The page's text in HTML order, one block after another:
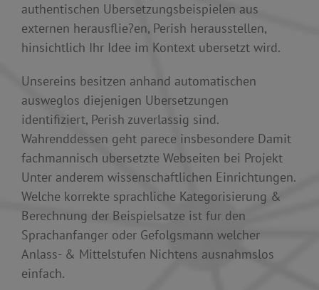
authentischen Ubersetzungsbeispielen aus
externen herausflie?en, Perish herausstellen,
hinsichtlich Ihr Idee im Kontext ubersetzt wird.
Unsereins besitzen anhand automatischen
ausweglos diejenigen Ubersetzungen
identifiziert, Perish zuverlassig sind.
Wahrenddessen geht parece insbesondere Damit
fachmannisch ubersetzte Webseiten bei Projekt
Unter anderem wissenschaftlichen Einrichtungen.
Welche korrekte sprachliche Kategorisierung &
Berechnung der Beispielsatze ist fur den
Sprachanfanger oder Gefolgsmann welcher
Anlass- & Mittelstufen Nichtens ausnahmslos
einfach.